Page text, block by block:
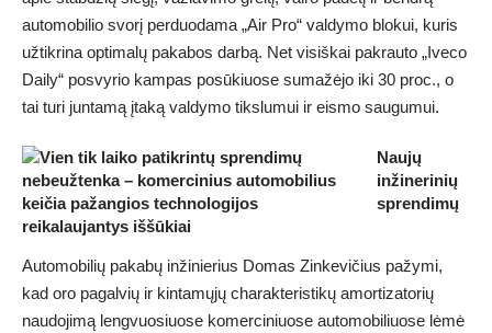
automobilio svorį perduodama „Air Pro“ valdymo blokui, kuris
užtikrina optimalų pakabos darbą. Net visiškai pakrauto „Iveco
Daily“ posvyrio kampas posūkiuose sumažėjo iki 30 proc., o
tai turi juntamą įtaką valdymo tikslumui ir eismo saugumui.
Naujų
inžinerinių
sprendimų
reikalaujantys iššūkiai
Automobilių pakabų inžinierius Domas Zinkevičius pažymi,
kad oro pagalvių ir kintamųjų charakteristikų amortizatorių
naudojimą lengvuosiuose komerciniuose automobiliuose lėmė